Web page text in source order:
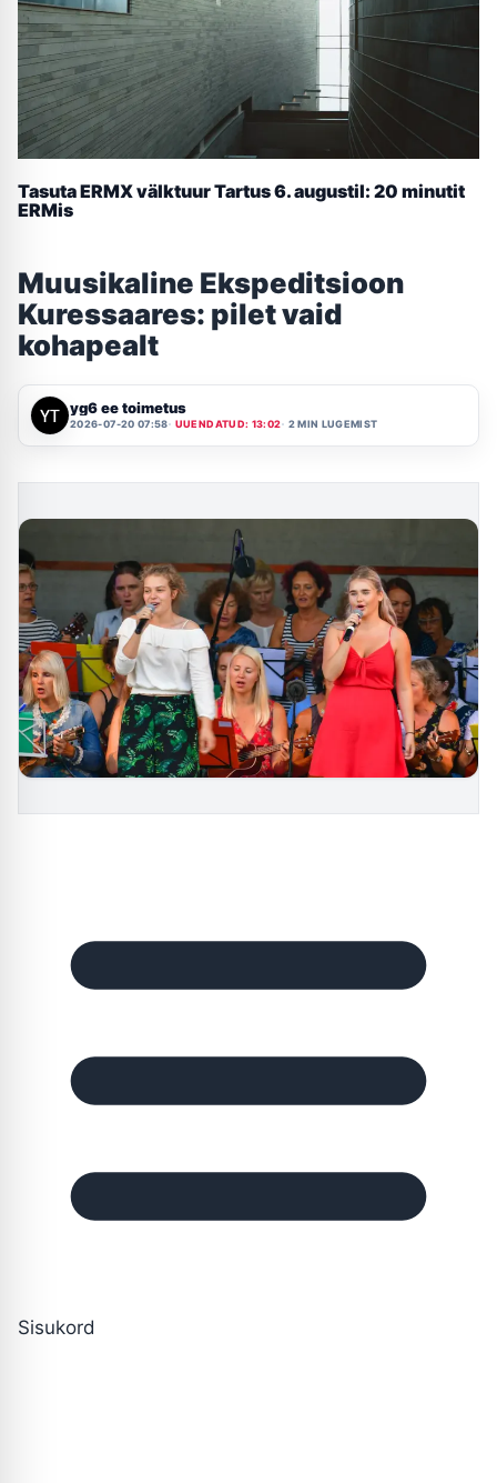
Tasuta ERMX välktuur Tartus 6. augustil: 20 minutit
ERMis
Muusikaline Ekspeditsioon
Kuressaares: pilet vaid
kohapealt
yg6 ee toimetus
2026-07-20 07:58 UUENDATUD: 13:02 2 MIN LUGEMIST
Sisukord